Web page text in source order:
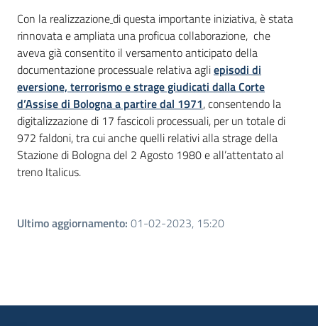
Con la realizzazionedi questa importante iniziativa, è stata
rinnovata e ampliata una proficua collaborazione, che
aveva già consentito il versamento anticipato della
documentazione processuale relativa agliepisodi di
eversione, terrorismo e strage giudicati dalla Corte
d’Assise di Bologna a partire dal 1971, consentendo la
digitalizzazione di 17 fascicoli processuali, per un totale di
972 faldoni, tra cui anche quelli relativi alla strage della
Stazione di Bologna del 2 Agosto 1980 e all’attentato al
treno Italicus.
Ultimo aggiornamento: 01-02-2023, 15:20